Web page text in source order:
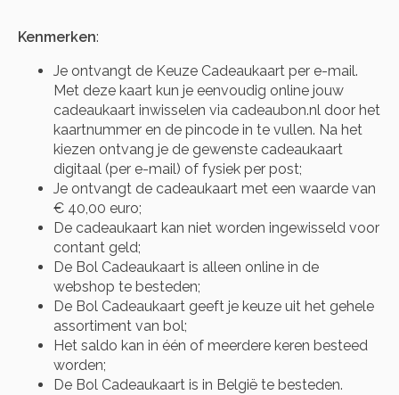
Kenmerken:
Je ontvangt de Keuze Cadeaukaart per e-mail.
Met deze kaart kun je eenvoudig online jouw
cadeaukaart inwisselen via cadeaubon.nl door het
kaartnummer en de pincode in te vullen. Na het
kiezen ontvang je de gewenste cadeaukaart
digitaal (per e-mail) of fysiek per post;
Je ontvangt de cadeaukaart met een waarde van
€ 40,00 euro;
De cadeaukaart kan niet worden ingewisseld voor
contant geld;
De Bol Cadeaukaart is alleen online in de
webshop te besteden;
De Bol Cadeaukaart geeft je keuze uit het gehele
assortiment van bol;
Het saldo kan in één of meerdere keren besteed
worden;
De Bol Cadeaukaart is in België te besteden.